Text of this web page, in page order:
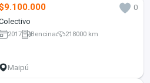
$9.100.000
0
2017 Bencina 218000 km
Maipú